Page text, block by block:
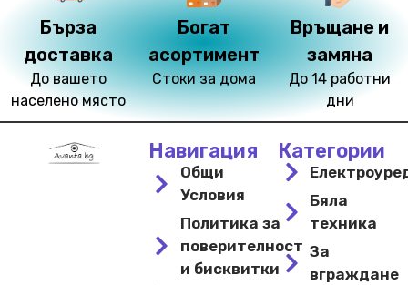
Бърза
доставка
До вашето
населено място
Богат
асортимент
Стоки за дома
Връщане и
замяна
До 14 работни
дни
Навигация
Общи
Условия
Политика за
поверителност
и бисквитки
Категории
Бяла
техника
За
вграждане